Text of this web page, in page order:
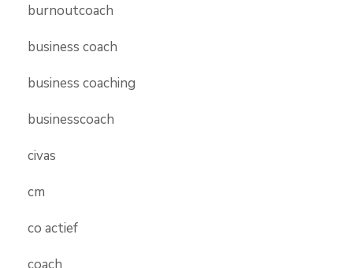
burnoutcoach
business coach
business coaching
businesscoach
civas
cm
co actief
coach